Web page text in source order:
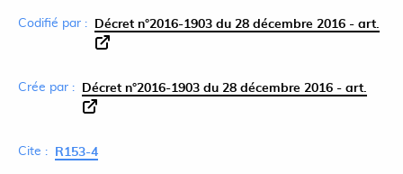
Codifié par : Décret n°2016-1903 du 28 décembre 2016 - art.
Crée par : Décret n°2016-1903 du 28 décembre 2016 - art.
Cite : R153-4